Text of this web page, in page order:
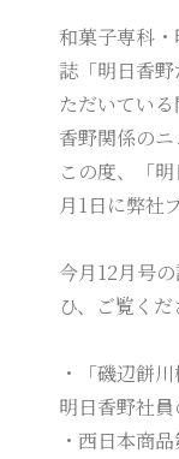
和菓子専科
誌「明日香
ただいてい
香野関係のニ
この度、「
月1日に弊社
今月12月号
ひ、ご覧くだ
・「磯辺餅
明日香野社
・西日本商